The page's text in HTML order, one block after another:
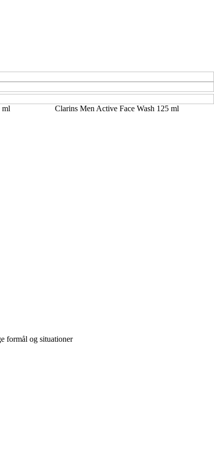
ml Clarins Men Active Face Wash 125 ml
formål og situationer